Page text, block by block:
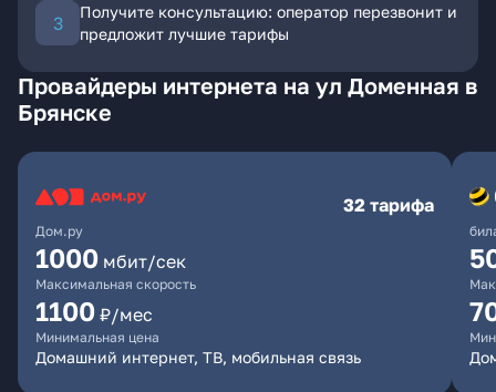
Получите консультацию: оператор перезвонит и
предложит лучшие тарифы
Провайдеры интернета на ул Доменная в
Брянске
Дом.ру
32 тарифа
1000 мбит/сек
Максимальная скорость
1100 ₽/мес
Минимальная цена
Домашний интернет, ТВ, мобильная связь